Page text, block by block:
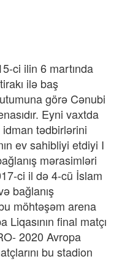
ci ilin 6 martında
ilə baş
görə Cənubi
Eyni vaxtda
idman tədbirlərini​
ev sahibliyi etdiyi I
mərasimləri
ci il də 4-cü İslam
bağlanış
möhtəşəm arena
final matçı
2020 Avropa
bu stadion